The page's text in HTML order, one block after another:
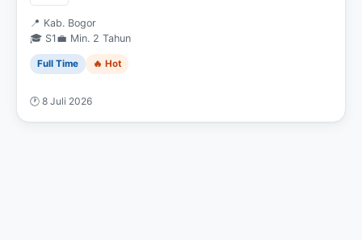
📍 Kab. Bogor
🎓 S1 💼 Min. 2 Tahun
Full Time 🔥 Hot
🕐 8 Juli 2026